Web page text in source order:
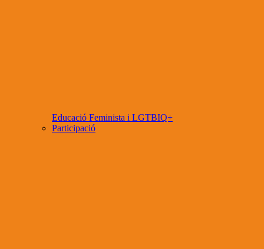
Educació Feminista i LGTBIQ+
Participació